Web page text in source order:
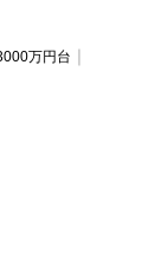
万円台